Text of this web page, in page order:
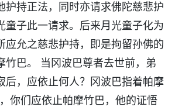
护持正法，同时亦请求佛陀慈悲护
童子此一请求。后来月光童子化为
应允之慈悲护持，即是拘留孙佛的
巴。 当冈波巴尊者去世前，弟
后，应依止何人？冈波巴指着帕摩
你们应依止帕摩竹巴，他的证悟